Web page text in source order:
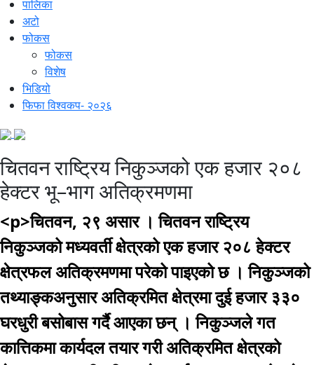
पालिका
अटो
फोकस
फोकस
विशेष
भिडियो
फिफा विश्वकप- २०२६
चितवन राष्ट्रिय निकुञ्जको एक हजार २०८
हेक्टर भू–भाग अतिक्रमणमा
<p>चितवन, २९ असार । चितवन राष्ट्रिय
निकुञ्जको मध्यवर्ती क्षेत्रको एक हजार २०८ हेक्टर
क्षेत्रफल अतिक्रमणमा परेको पाइएको छ । निकुञ्जको
तथ्याङ्कअनुसार अतिक्रमित क्षेत्रमा दुई हजार ३३०
घरधुरी बसोबास गर्दै आएका छन् । निकुञ्जले गत
कात्तिकमा कार्यदल तयार गरी अतिक्रमित क्षेत्रको